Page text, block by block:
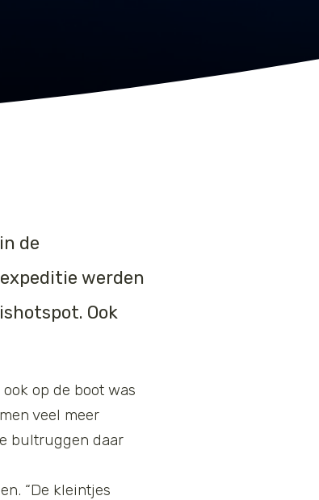
de
werden
Ook
op de boot was
veel meer
bultruggen daar
“De kleintjes